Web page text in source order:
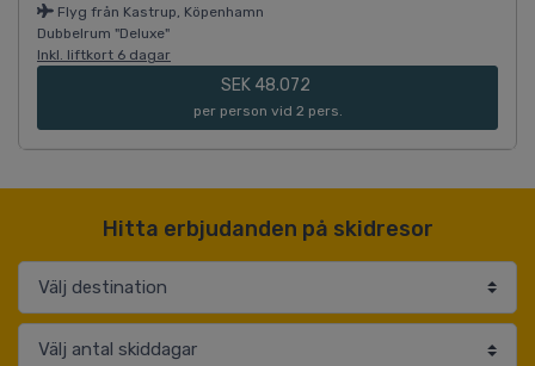
Flyg från Kastrup, Köpenhamn
Dubbelrum "Deluxe"
Inkl. liftkort 6 dagar
SEK 48.072
per person vid 2 pers.
Hitta erbjudanden på skidresor